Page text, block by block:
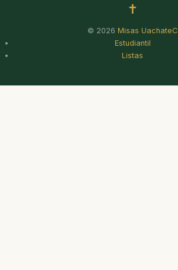
✝
© 2026 Misas UachateC
Estudiantil
Listas